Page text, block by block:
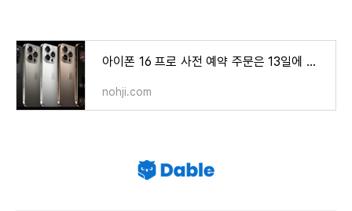
아이폰 16 프로 사전 예약 주문은 13일에 시작
nohji.com